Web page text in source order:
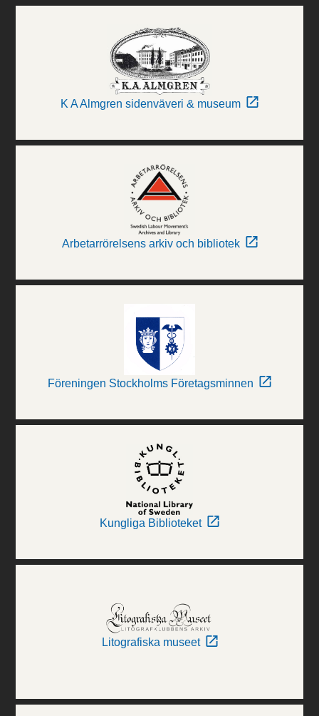
K A Almgren sidenväveri & museum
Arbetarrörelsens arkiv och bibliotek
Föreningen Stockholms Företagsminnen
Kungliga Biblioteket
Litografiska museet